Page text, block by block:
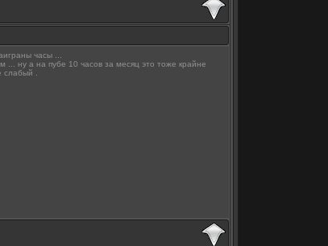
часы ...
... ну а на пубе 10 часов за месяц это тоже крайне
слабый .